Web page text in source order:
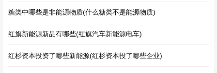
糖类中哪些是非能源物质(什么糖类不是能源物质)
红旗新能源新品有哪些(红旗汽车新能源电车)
红杉资本投资了哪些新能源(红杉资本投了哪些企业)